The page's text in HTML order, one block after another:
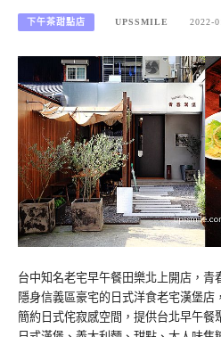
下午茶甜點店 UPSSMILE 2022-
台中知名老宅早午餐田樂北上開店，青
隱身信義區豪宅的日式洋食老宅漢堡店
簡約日式侘寂感空間，提供台北早午餐